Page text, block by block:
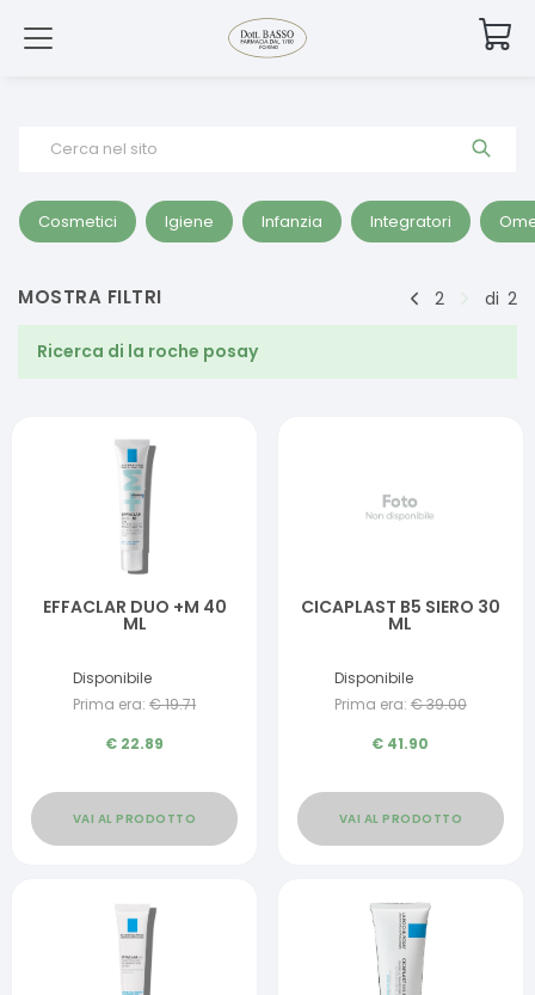
Cerca nel sito
Cosmetici Igiene Infanzia Integratori
MOSTRA FILTRI 2 di 2
Ricerca di la roche posay
EFFACLAR DUO +M 40
ML
Disponibile
Prima era: €19.71
€ 22.89
VAI AL PRODOTTO
CICAPLAST B5 SIERO 30
ML
Disponibile
Prima era: €39.00
€ 41.90
VAI AL PRODOTTO